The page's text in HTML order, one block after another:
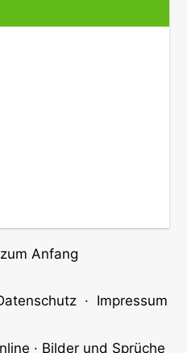
Anfang
· Impressum
· Bilder und Sprüche